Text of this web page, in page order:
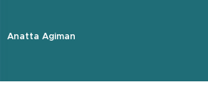
Anatta Agiman